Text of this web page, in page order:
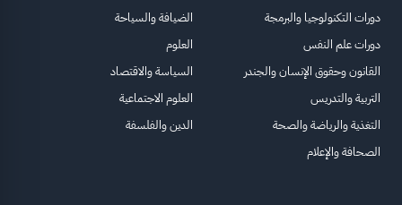
دورات التكنولوجيا والبرمجة
دورات علم النفس
القانون وحقوق الإنسان والجندر
التربية والتدريس
التغذية والرياضة والصحة
الصحافة والإعلام
الضيافة والسياحة
العلوم
السياسة والاقتصاد
العلوم الاجتماعية
الدين والفلسفة